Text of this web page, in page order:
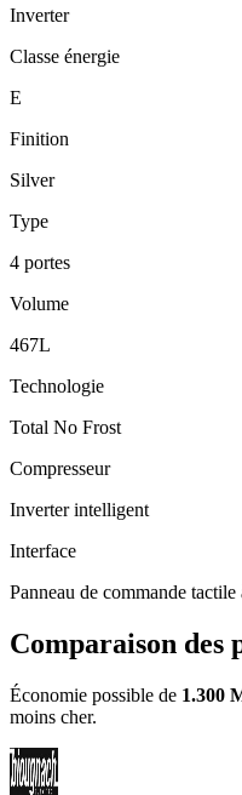
Inverter
Classe énergie
E
Finition
Silver
Type
4 portes
Volume
467L
Technologie
Total No Frost
Compresseur
Inverter intelligent
Interface
Panneau de commande
Comparaison des
Économie possible de 1.300
moins cher.